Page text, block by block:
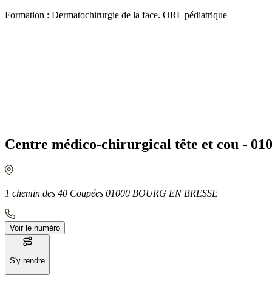
Formation : Dermatochirurgie de la face. ORL pédiatrique
Centre médico-chirurgical tête et cou -
1 chemin des 40 Coupées 01000 BOURG EN BRESSE
Voir le numéro
S'y rendre